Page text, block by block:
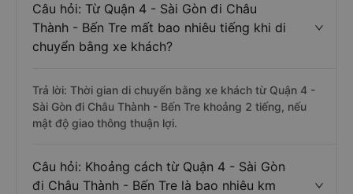
Câu hỏi: Từ Quận 4 - Sài Gòn đi Châu
Thành - Bến Tre mất bao nhiêu tiếng khi di
chuyển bằng xe khách?
Trả lời: Thời gian di chuyển bằng xe khách từ Quận 4 -
Sài Gòn đi Châu Thành - Bến Tre khoảng 2 tiếng, nếu
mật độ giao thông thuận lợi.
Câu hỏi: Khoảng cách từ Quận 4 - Sài Gòn
đi Châu Thành - Bến Tre là bao nhiêu km